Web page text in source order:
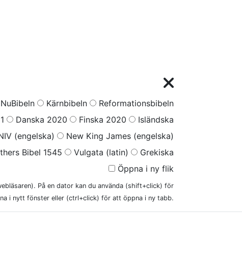
NuBibeln Kärnbibeln
Reformationsbibeln
Danska 2020 Finska 2020
Isländska
(engelska)
New King James (engelska)
Bibel 1545 Vulgata (latin)
Grekiska
Öppna i ny flik
På en dator kan du använda (shift+click) för
i nytt fönster eller (ctrl+click) för att öppna i ny tabb.